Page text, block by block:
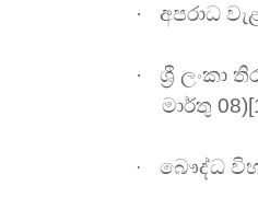
· අපරාධ
·
ශ්‍රී ලංකා
මාර්තු
· බෞද්ධ